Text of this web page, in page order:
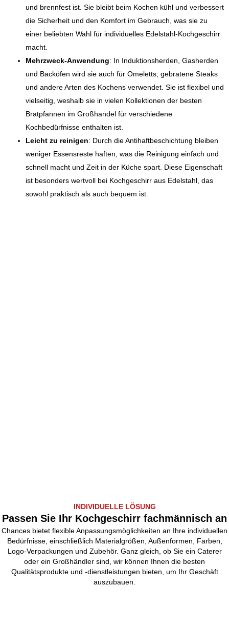
und brennfest ist. Sie bleibt beim Kochen kühl und verbessert
die Sicherheit und den Komfort im Gebrauch, was sie zu
einer beliebten Wahl für individuelles Edelstahl-Kochgeschirr
macht.
Mehrzweck-Anwendung: In Induktionsherden, Gasherden
und Backöfen wird sie auch für Omeletts, gebratene Steaks
und andere Arten des Kochens verwendet. Sie ist flexibel und
vielseitig, weshalb sie in vielen Kollektionen der besten
Bratpfannen im Großhandel für verschiedene
Kochbedürfnisse enthalten ist.
Leicht zu reinigen: Durch die Antihaftbeschichtung bleiben
weniger Essensreste haften, was die Reinigung einfach und
schnell macht und Zeit in der Küche spart. Diese Eigenschaft
ist besonders wertvoll bei Kochgeschirr aus Edelstahl, das
sowohl praktisch als auch bequem ist.
INDIVIDUELLE LÖSUNG
Passen Sie Ihr Kochgeschirr fachmännisch an
Chances bietet flexible Anpassungsmöglichkeiten an Ihre individuellen
Bedürfnisse, einschließlich Materialgrößen, Außenformen, Farben,
Logo-Verpackungen und Zubehör. Ganz gleich, ob Sie ein Caterer
oder ein Großhändler sind, wir können Ihnen die besten
Qualitätsprodukte und -dienstleistungen bieten, um Ihr Geschäft
auszubauen.